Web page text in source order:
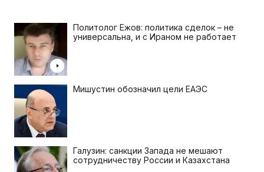
Политолог Ежов: политика сделок – не
универсальна, и с Ираном не работает
Мишустин обозначил цели ЕАЭС
Галузин: санкции Запада не мешают
сотрудничеству России и Казахстана